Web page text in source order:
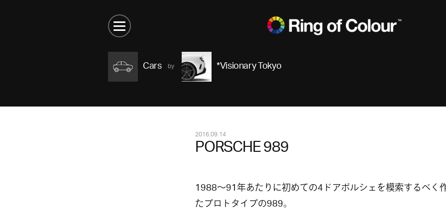
Cars *Visionary Tokyo
2016.09.14
PORSCHE 989
1988〜91年あたりに初めての4ドアポルシェを模索するべく
たプロトタイプの989。